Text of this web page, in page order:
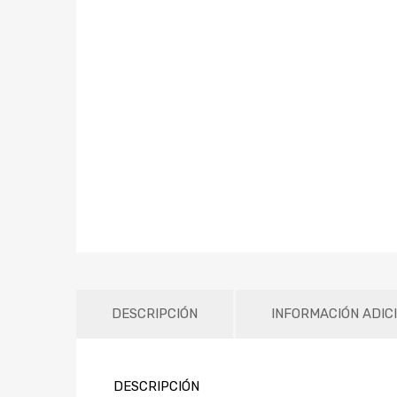
DESCRIPCIÓN INFORMACIÓN
DESCRIPCIÓN